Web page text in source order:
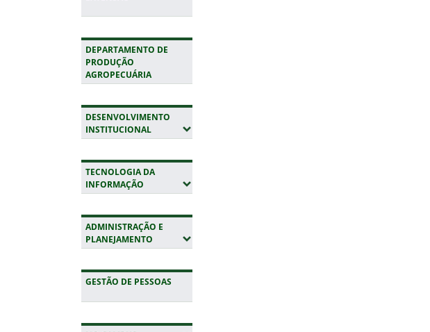
DEPARTAMENTO DE
PRODUÇÃO
AGROPECUÁRIA
DESENVOLVIMENTO
INSTITUCIONAL(EXPANDIR SUBMENUS)
TECNOLOGIA DA
INFORMAÇÃO (EXPANDIR SUBMENUS)
ADMINISTRAÇÃO E
PLANEJAMENTO (EXPANDIR SUBMENUS)
GESTÃO DE PESSOAS